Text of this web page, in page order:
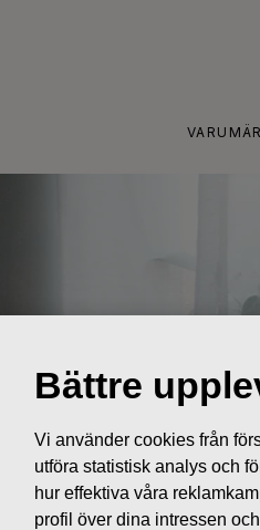
Bättre
Vi använder cookies från
utföra statistisk analys och
hur effektiva våra
profil över dina intressen